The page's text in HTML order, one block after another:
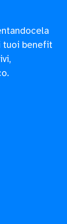
tuoi benefit